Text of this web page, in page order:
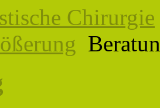
Chirurgie